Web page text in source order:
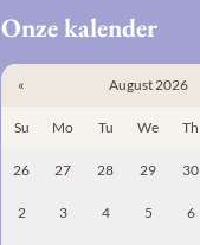
Onze kalender
« August 2026
Su Mo Tu We Th
26 27 28 29 30
2 3 4 5 6